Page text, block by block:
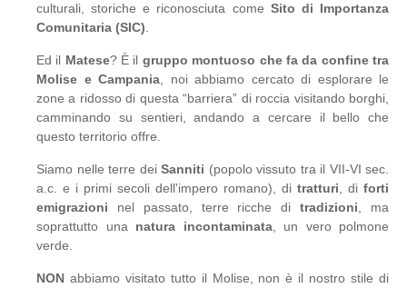
culturali, storiche e riconosciuta come Sito di Importanza
Comunitaria (SIC).
Ed il Matese? È il gruppo montuoso che fa da confine tra
Molise e Campania, noi abbiamo cercato di esplorare le
zone a ridosso di questa “barriera” di roccia visitando borghi,
camminando su sentieri, andando a cercare il bello che
questo territorio offre.
Siamo nelle terre dei Sanniti (popolo vissuto tra il VII-VI sec.
a.c. e i primi secoli dell'impero romano), di tratturi, di forti
emigrazioni nel passato, terre ricche ditradizioni, ma
soprattutto una natura incontaminata, un vero polmone
verde.
NON abbiamo visitato tutto il Molise, non è il nostro stile di